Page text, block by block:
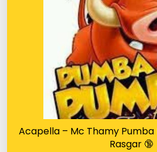
Acapella – Mc Thamy Pumba
Rasgar 🔞